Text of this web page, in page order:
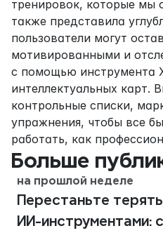
тренировок, которые мы
также представила
пользователи могут
мотивированными и
с помощью инструмента
интеллектуальных карт.
контрольные списки,
упражнения, чтобы все
работать, как
Больше
на прошлой неделе
Перестаньте
ИИ-инструментами: